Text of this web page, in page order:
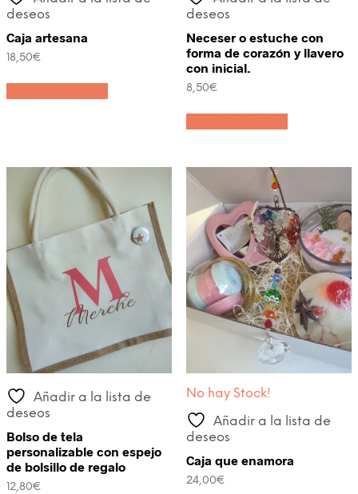
deseos
Caja artesana
18,50€
deseos
Neceser o estuche con
forma de corazón y llavero
con inicial.
8,50€
Añadir a la lista de
deseos
Bolso de tela
personalizable con espejo
de bolsillo de regalo
12,80€
No hay Stock!
Añadir a la lista de
deseos
Caja que enamora
24,00€